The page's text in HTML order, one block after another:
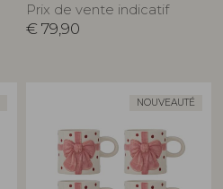
Prix de vente indicatif
€ 79,90
NOUVEAUTÉ